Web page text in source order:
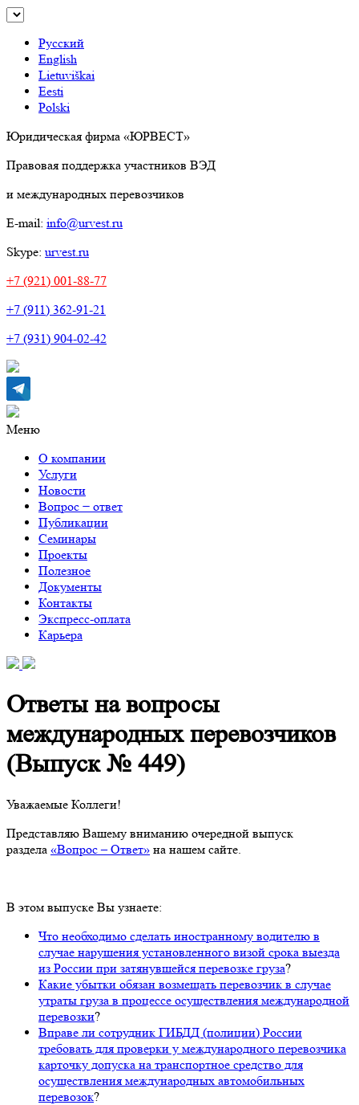
Русский
English
Lietuviškai
Eesti
Polski
Юридическая фирма «ЮРВЕСТ»
Правовая поддержка участников ВЭД
и международных перевозчиков
E-mail: info@urvest.ru
Skype: urvest.ru
+7 (921) 001-88-77
+7 (911) 362-91-21
+7 (931) 904-02-42
Меню
О компании
Услуги
Новости
Вопрос − ответ
Публикации
Семинары
Проекты
Полезное
Документы
Контакты
Экспресс-оплата
Карьера
Ответы на вопросы
международных перевозчиков
(Выпуск № 449)
Уважаемые Коллеги!
Представляю Вашему вниманию очередной выпуск
раздела «Вопрос – Ответ» на нашем сайте.
В этом выпуске Вы узнаете:
Что необходимо сделать иностранному водителю в
случае нарушения установленного визой срока выезда
из России при затянувшейся перевозке груза?
Какие убытки обязан возмещать перевозчик в случае
утраты груза в процессе осуществления международной
перевозки?
Вправе ли сотрудник ГИБДД (полиции) России
требовать для проверки у международного перевозчика
карточку допуска на транспортное средство для
осуществления международных автомобильных
перевозок?